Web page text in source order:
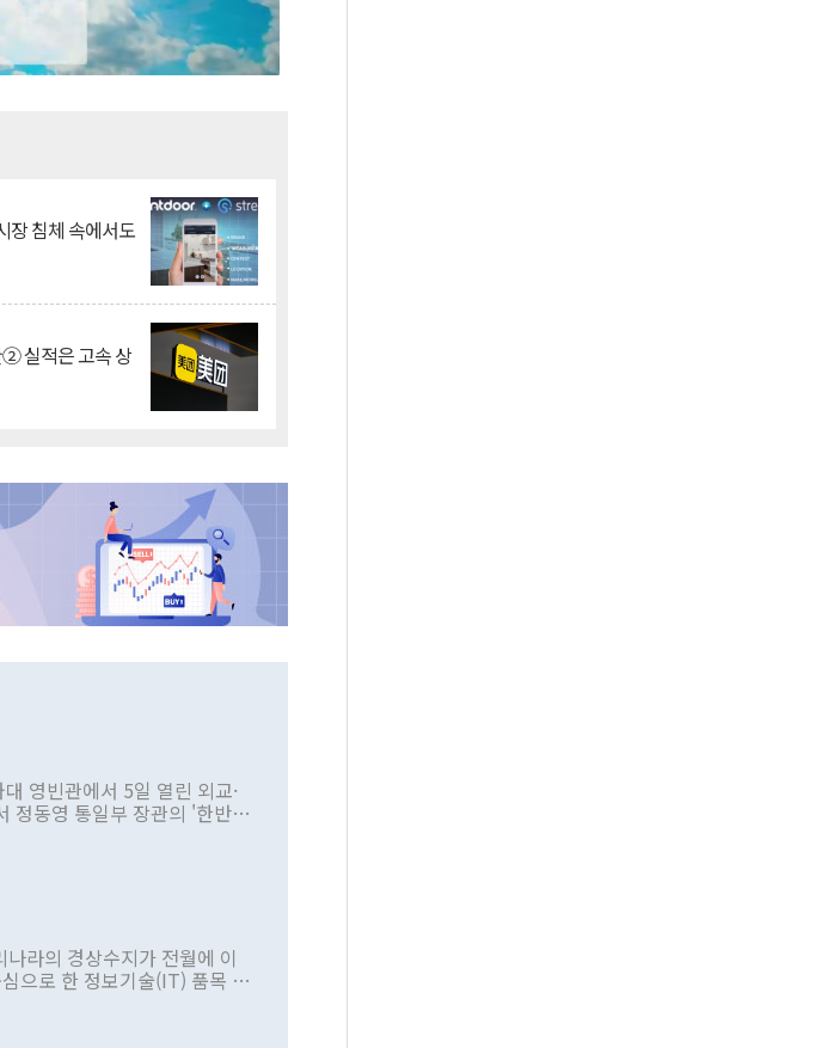
침체 속에서도
실적은 고속 상
영빈관에서 5일 열린 외교·
정동영 통일부 장관의 '한반도
을 정책으로 추진하겠다고 공
판을 내놨다. 그동안 정 장
여러 번 있지만 대통령과 유
명한 것은 이례적이다. 정 장
다는 목소리도 높아지고 있
라의 경상수지가 전월에 이
으로 한 정보기술(IT) 품목 수